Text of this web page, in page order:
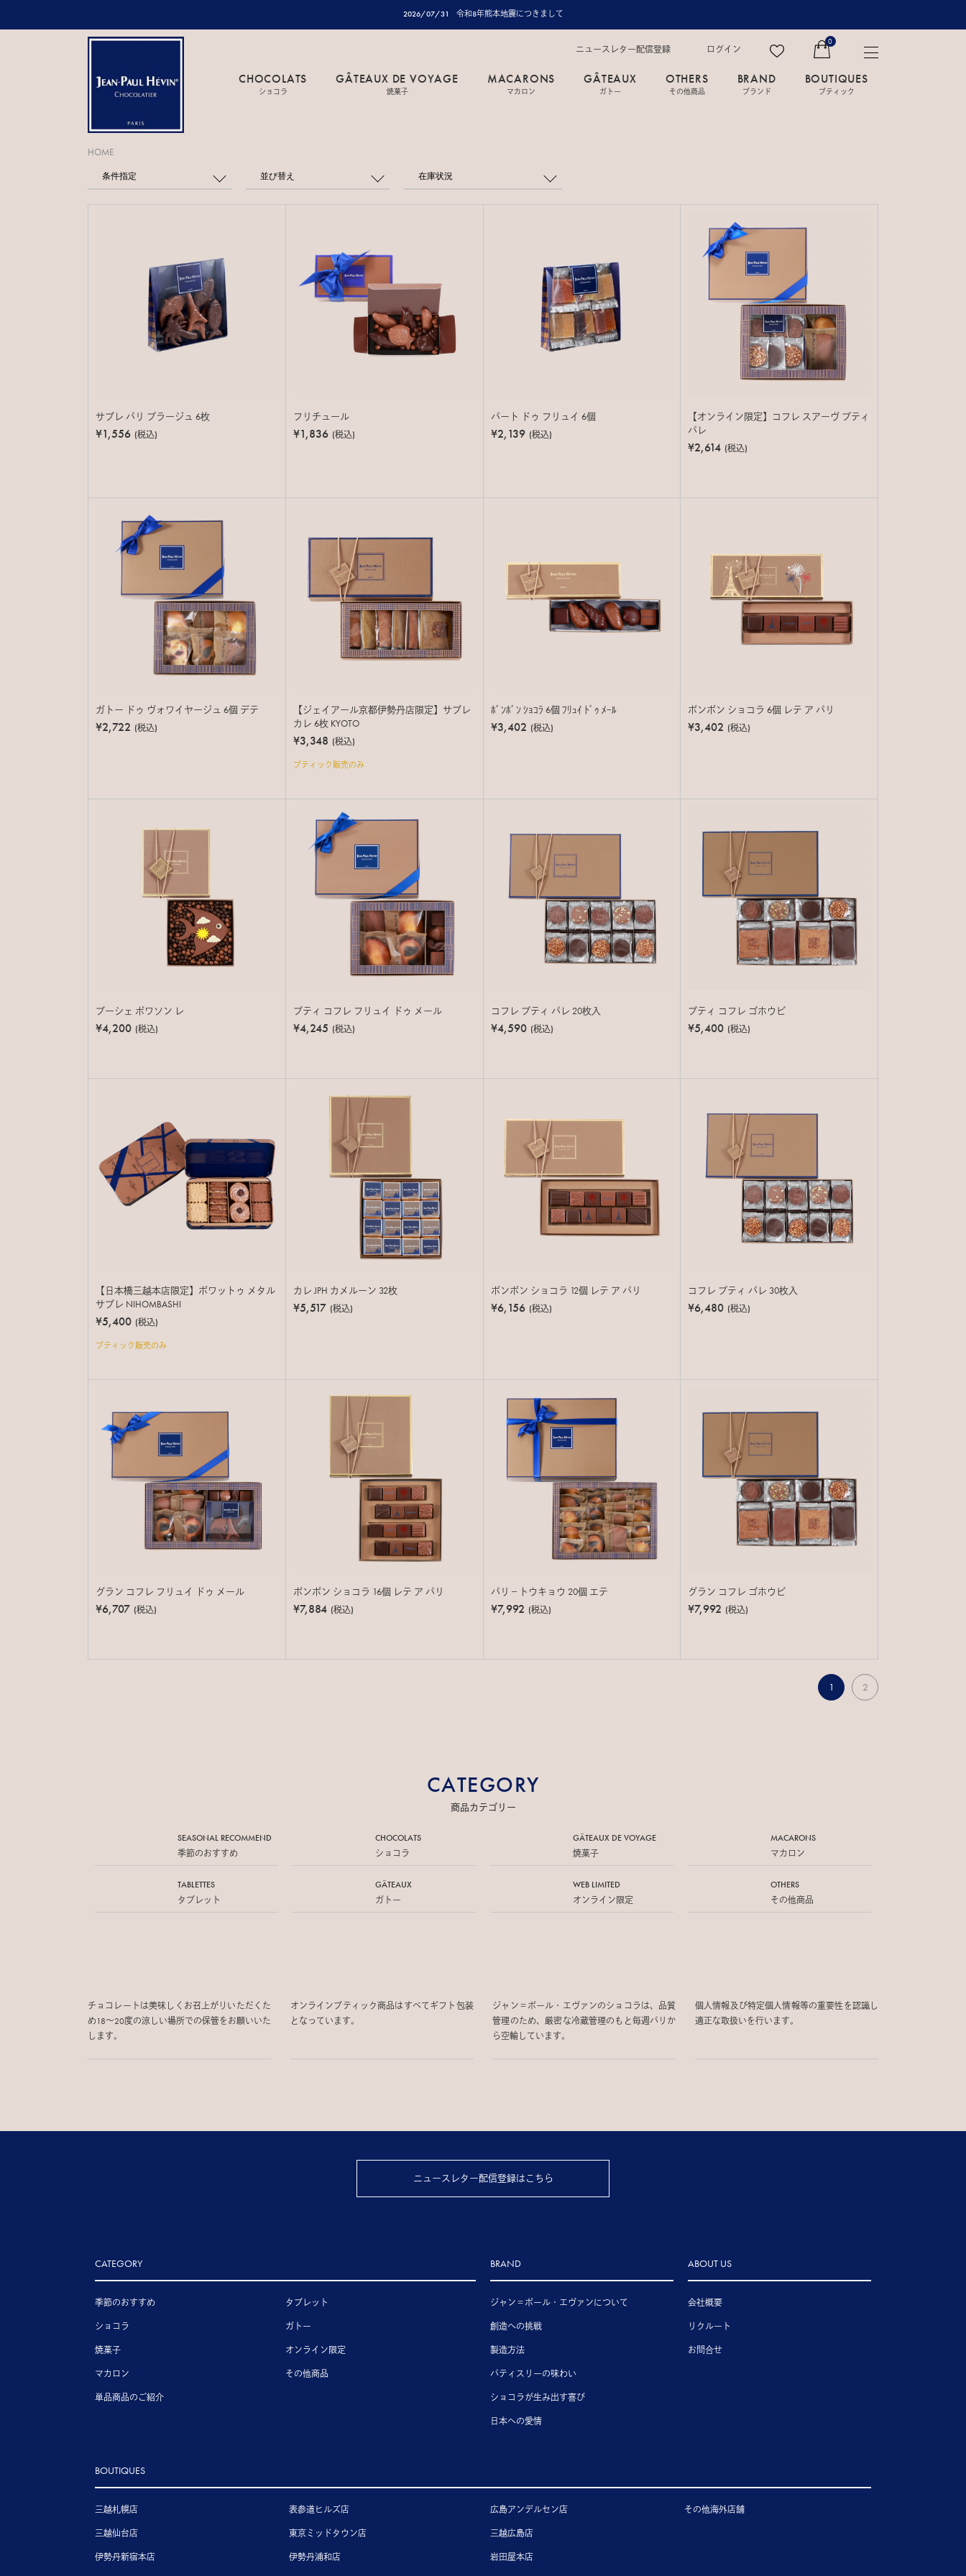
2026/07/31 令和8年熊本地震につきまして
ニュースレター配信登録 ログイン
0
CHOCOLATS
ショコラ
GÂTEAUX DE VOYAGE
焼菓子
MACARONS
マカロン
GÂTEAUX
ガトー
OTHERS
その他商品
BRAND
ブランド
BOUTIQUES
ブティック
HOME
条件指定 並び替え 在庫状況
サブレ パリ プラージュ 6枚
¥1,556 (税込)
フリチュール
¥1,836 (税込)
パート ドゥ フリュイ 6個
¥2,139 (税込)
【オンライン限定】コフレ スアーヴ プティ
パレ
¥2,614 (税込)
ガトー ドゥ ヴォワイヤージュ 6個 デテ
¥2,722 (税込)
【ジェイアール京都伊勢丹店限定】サブレ
カレ 6枚 KYOTO
¥3,348 (税込)
ブティック販売のみ
ﾎﾞﾝﾎﾞﾝ ｼｮｺﾗ 6個 ﾌﾘｭｲ ﾄﾞｩ ﾒｰﾙ
¥3,402 (税込)
ボンボン ショコラ 6個 レテ ア パリ
¥3,402 (税込)
ブーシェ ポワソン レ
¥4,200 (税込)
プティ コフレ フリュイ ドゥ メール
¥4,245 (税込)
コフレ プティ パレ 20枚入
¥4,590 (税込)
プティ コフレ ゴホウビ
¥5,400 (税込)
【日本橋三越本店限定】ボワットゥ メタル
サブレ NIHOMBASHI
¥5,400 (税込)
ブティック販売のみ
カレ JPH カメルーン 32枚
¥5,517 (税込)
ボンボン ショコラ 12個 レテ ア パリ
¥6,156 (税込)
コフレ プティ パレ 30枚入
¥6,480 (税込)
グラン コフレ フリュイ ドゥ メール
¥6,707 (税込)
ボンボン ショコラ 16個 レテ ア パリ
¥7,884 (税込)
パリ－トウキョウ 20個 エテ
¥7,992 (税込)
グラン コフレ ゴホウビ
¥7,992 (税込)
1 2
CATEGORY
商品カテゴリー
SEASONAL RECOMMEND
季節のおすすめ
CHOCOLATS
ショコラ
GÂTEAUX DEVOYAGE
焼菓子
MACARONS
マカロン
TABLETTES
タブレット
GÂTEAUX
ガトー
WEB LIMITED
オンライン限定
OTHERS
その他商品
チョコレートは美味しくお召上がりいただくた
め18〜20度の涼しい場所での保管をお願いいた
します。
オンラインブティック商品はすべてギフト包装
となっています。
ジャン＝ポール・エヴァンのショコラは、品質
管理のため、厳密な冷蔵管理のもと毎週パリか
ら空輸しています。
個人情報及び特定個人情報等の重要性を認識し
適正な取扱いを行います。
ニュースレター配信登録はこちら
CATEGORY
季節のおすすめ
ショコラ
焼菓子
マカロン
単品商品のご紹介
タブレット
ガトー
オンライン限定
その他商品
BRAND
ジャン＝ポール・エヴァンについて
創造への挑戦
製造方法
パティスリーの味わい
ショコラが生み出す喜び
日本への愛情
ABOUT US
会社概要
リクルート
お問合せ
BOUTIQUES
三越札幌店
三越仙台店
伊勢丹新宿本店
表参道ヒルズ店
東京ミッドタウン店
伊勢丹浦和店
広島アンデルセン店
三越広島店
岩田屋本店
その他海外店舗